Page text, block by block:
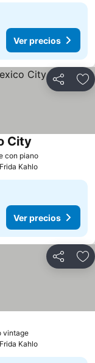
Ver precios
Compartir
con pianoVer precios
City
Kahlo
Ver precios
Compartir
vintageVer precios
Kahlo